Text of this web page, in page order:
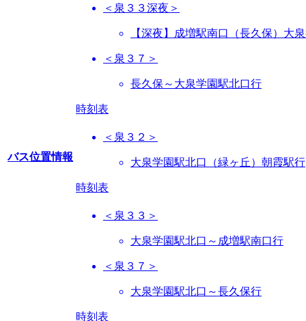
＜泉３３深夜＞
【深夜】成増駅南口（長久保）大
＜泉３７＞
長久保～大泉学園駅北口行
時刻表
バス位置情報
＜泉３２＞
大泉学園駅北口（緑ヶ丘）朝霞駅行
時刻表
＜泉３３＞
大泉学園駅北口～成増駅南口行
＜泉３７＞
大泉学園駅北口～長久保行
時刻表